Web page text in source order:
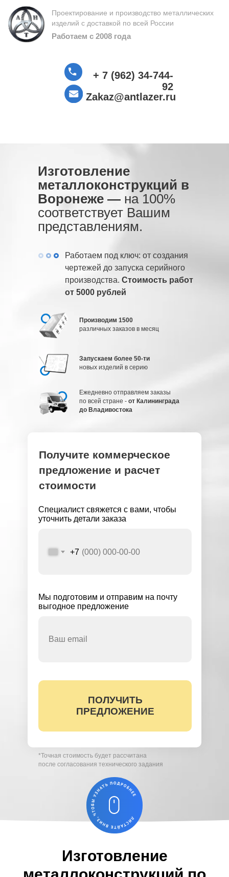
Проектирование и производство металлических
изделий с доставкой по всей России
Работаем с 2008 года
Zakaz@antlazer.ru
Изготовление
металлоконструкций в
Воронеже — на 100%
соответствует Вашим
представлениям.
Ежедневно отправляем заказы
по всей стране - от Калининграда
до Владивостока
Производим 1500
различных заказов в месяц
*Точная стоимость будет рассчитана
после согласования технического задания
Запускаем более 50-ти
новых изделий в серию
Работаем под ключ: от создания
чертежей до запуска серийного
производства. Стоимость работ
от 5000 рублей
Получите коммерческое
предложение и расчет
стоимости
Вы соглашаетесь с условиями обработки
персональных данных (ознакомиться)
Специалист свяжется с вами, чтобы
уточнить детали заказа
+7
Мы подготовим и отправим на почту
выгодное предложение
ПОЛУЧИТЬ
ПРЕДЛОЖЕНИЕ
Изготовление